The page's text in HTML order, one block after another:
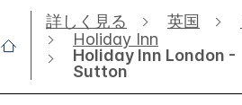
詳しく見る 英国
Holiday Inn
Holiday Inn London -
Sutton